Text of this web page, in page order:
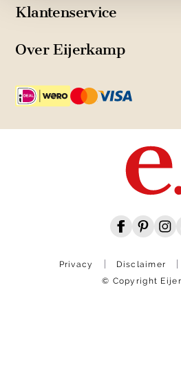
Klantenservice
Over Eijerkamp
Privacy Disclaimer
© Copyright